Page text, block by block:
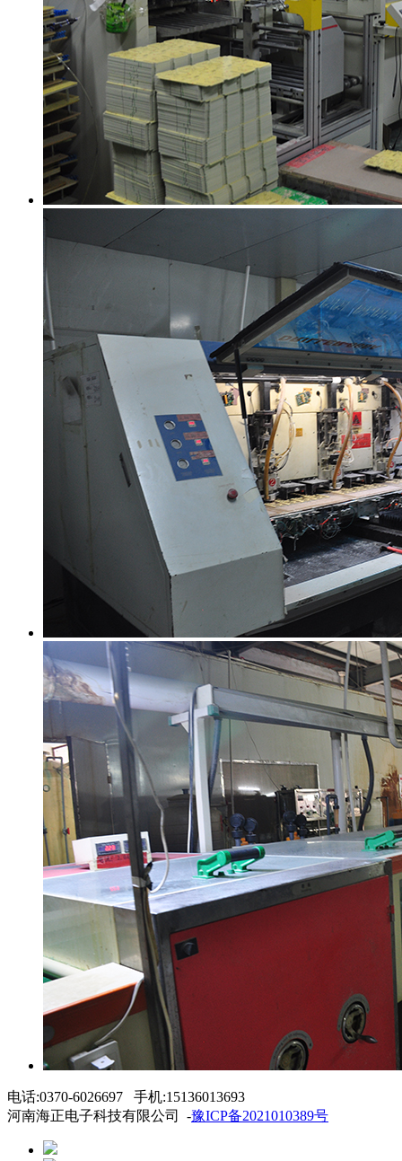
电话:0370-6026697 手机:15136013693
河南海正电子科技有限公司 -豫ICP备2021010389号